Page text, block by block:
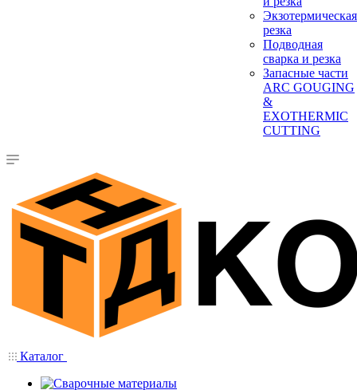
Экзотермическая
резка
Подводная
сварка и резка
Запасные части
ARC GOUGING
&
EXOTHERMIC
CUTTING
Каталог